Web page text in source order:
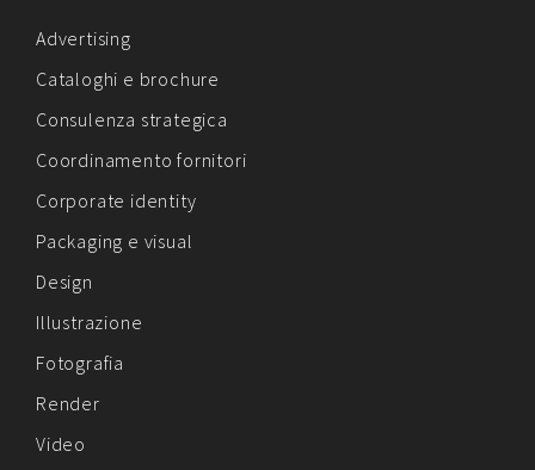
Advertising
Cataloghi e brochure
Consulenza strategica
Coordinamento fornitori
Corporate identity
Packaging e visual
Design
Illustrazione
Fotografia
Render
Video